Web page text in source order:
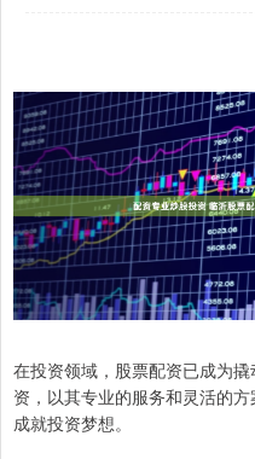
在投资领域，股票配资已成为
资，以其专业的服务和灵活的
成就投资梦想。